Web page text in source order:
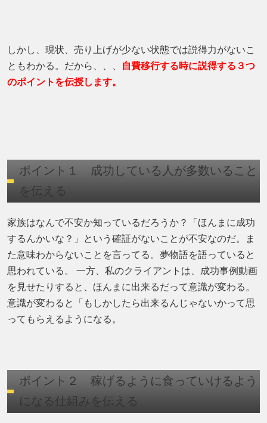
しかし、現状、売り上げが少ない状態では説得力がないこ
ともわかる。だから、、、
自費移行する時に説得する３つ
のポイントを伝授します。
ポイント１ 成功している人が多数いること
を伝える
家族はなんで不安か知っているだろうか？「ほんまに成功
するんかいな？」という確証がないことが不安なのだ。ま
た意味わからないことを言ってる。夢物語を語っていると
思われている。 一方、私のクライアントは、成功事例動画
を見せたりすると、ほんまに出来るだって意識が変わる。
意識が変わると「もしかしたら出来るんじゃないかって思
ってもらえるようになる。
ポイント２ 稼げるように食っていけるよう
になる仕組みを伝える